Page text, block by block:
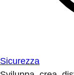
Sicurezza